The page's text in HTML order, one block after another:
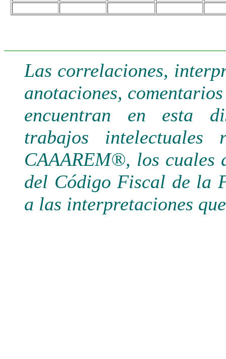
Las correlaciones,
anotaciones,
encuentran en esta
trabajos
CAAAREM®, los cuales
del Código Fiscal de la
a las interpretaciones